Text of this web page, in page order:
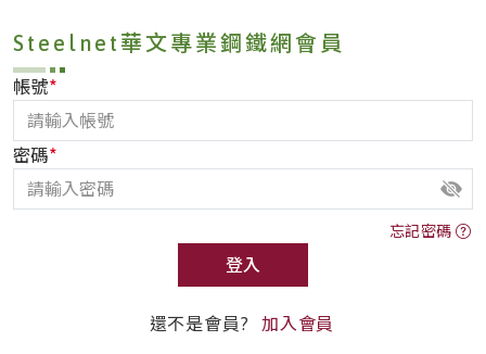
Steelnet華文專業鋼鐵網會員
帳號*
密碼*
忘記密碼
登入
還不是會員? 加入會員